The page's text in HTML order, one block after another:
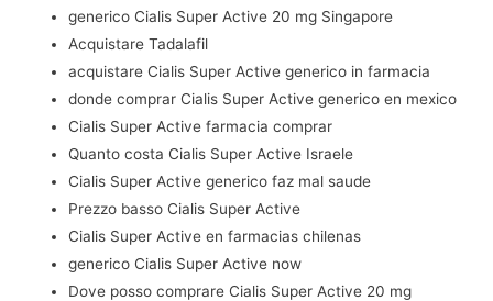
generico Cialis Super Active 20 mg Singapore
Acquistare Tadalafil
acquistare Cialis Super Active generico in farmacia
donde comprar Cialis Super Active generico en mexico
Cialis Super Active farmacia comprar
Quanto costa Cialis Super Active Israele
Cialis Super Active generico faz mal saude
Prezzo basso Cialis Super Active
Cialis Super Active en farmacias chilenas
generico Cialis Super Active now
Dove posso comprare Cialis Super Active 20 mg